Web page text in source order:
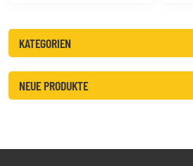
Sicherheit, ein
verschleißfestes
Schaufelblatt für eine
längere Lebensdauer und
eine breite Motorhaube für
einfachen Wartungszugang.
KATEGORIEN
NEUE PRODUKTE